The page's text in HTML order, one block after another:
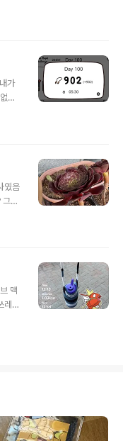
에
기
가
는
였음
게
맥
레빠